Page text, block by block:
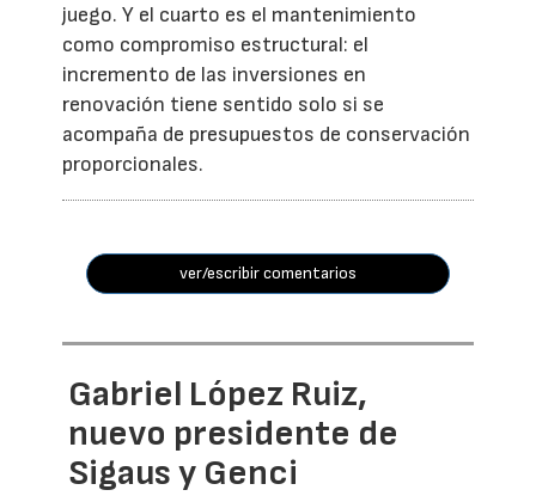
juego. Y el cuarto es el mantenimiento
como compromiso estructural: el
incremento de las inversiones en
renovación tiene sentido solo si se
acompaña de presupuestos de conservación
proporcionales.
ver/escribir comentarios
Gabriel López Ruiz,
nuevo presidente de
Sigaus y Genci